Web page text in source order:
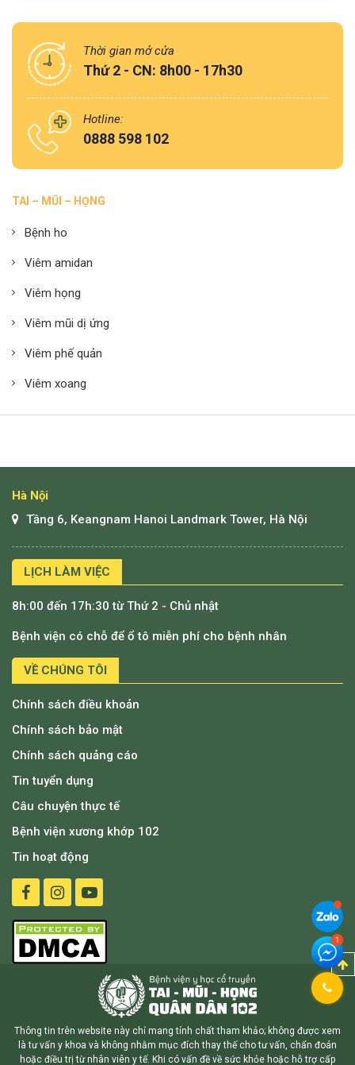
Thời gian mở cửa
Thứ 2 - CN: 8h00 - 17h30
Hotline:
0888 598 102
TAI – MŨI – HỌNG
Bệnh ho
Viêm amidan
Viêm họng
Viêm mũi dị ứng
Viêm phế quản
Viêm xoang
Hà Nội
Tầng 6, Keangnam Hanoi Landmark Tower, Hà Nội
LỊCH LÀM VIỆC
8h:00 đến 17h:30 từ Thứ 2 - Chủ nhật
Bệnh viện có chỗ để ổ tô miễn phí cho bệnh nhân
VỀ CHÚNG TÔI
Chính sách điều khoản
Chính sách bảo mật
Chính sách quảng cáo
Tin tuyển dụng
Câu chuyện thực tế
Bệnh viện xương khớp 102
Tin hoạt động
Thông tin trên website này chỉ mang tính chất tham khảo; không được xem
là tư vấn y khoa và không nhằm mục đích thay thế cho tư vấn, chẩn đoán
hoặc điều trị từ nhân viên y tế. Khi có vấn đề về sức khỏe hoặc hỗ trợ cấp